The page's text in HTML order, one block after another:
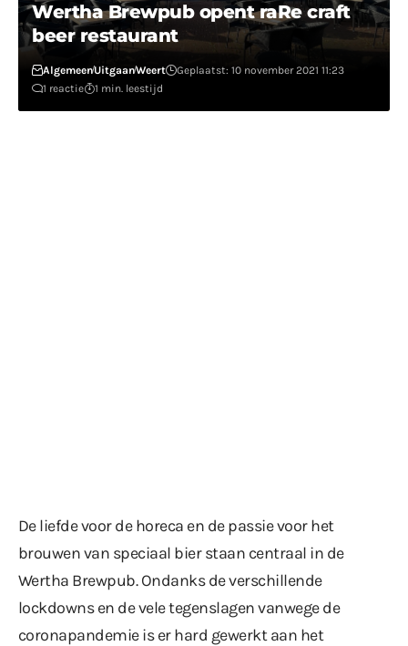
Wertha Brewpub opent raRe craft
beer restaurant
AlgemeenUitgaanWeert
Geplaatst: 10 november 2021 11:23
1 reactie
1 min. leestijd
De liefde voor de horeca en de passie voor het
brouwen van speciaal bier staan centraal in de
Wertha Brewpub. Ondanks de verschillende
lockdowns en de vele tegenslagen vanwege de
coronapandemie is er hard gewerkt aan het